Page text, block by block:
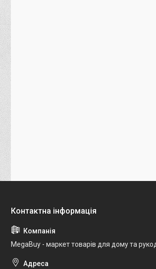
MegaBuy - маркет товарів для дому та